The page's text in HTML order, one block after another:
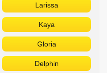
Larissa
Kaya
Gloria
Delphin